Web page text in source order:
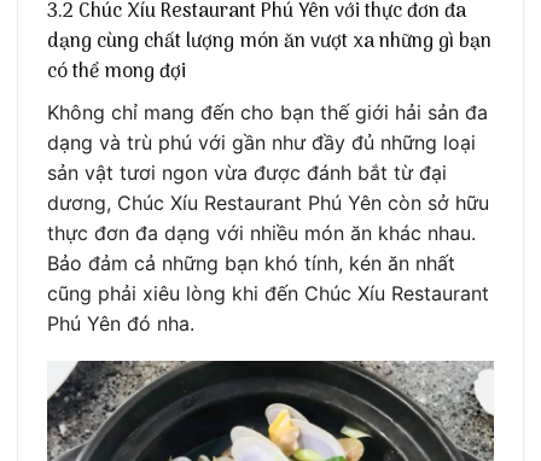
3.2 Chúc Xíu Restaurant Phú Yên với thực đơn đa
dạng cùng chất lượng món ăn vượt xa những gì bạn
có thể mong đợi
Không chỉ mang đến cho bạn thế giới hải sản đa
dạng và trù phú với gần như đầy đủ những loại
sản vật tươi ngon vừa được đánh bắt từ đại
dương, Chúc Xíu Restaurant Phú Yên còn sở hữu
thực đơn đa dạng với nhiều món ăn khác nhau.
Bảo đảm cả những bạn khó tính, kén ăn nhất
cũng phải xiêu lòng khi đến Chúc Xíu Restaurant
Phú Yên đó nha.